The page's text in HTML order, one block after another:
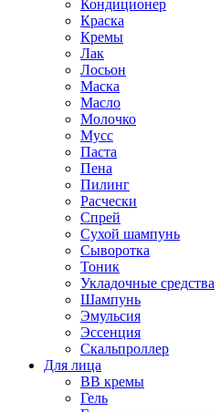
Кондиционер
Краска
Кремы
Лак
Лосьон
Маска
Масло
Молочко
Мусс
Паста
Пена
Пилинг
Расчески
Спрей
Сухой шампунь
Сыворотка
Тоник
Укладочные средства
Шампунь
Эмульсия
Эссенция
Скальпроллер
Для лица
BB кремы
Гель